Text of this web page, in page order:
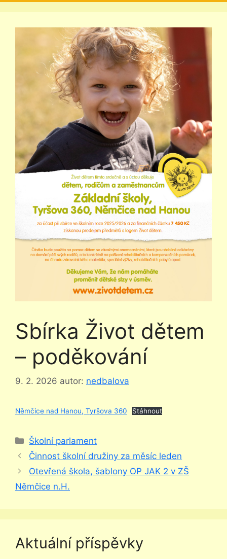
Sbírka Život dětem
– poděkování
9. 2. 2026 autor: nedbalova
Němčice nad Hanou, Tyršova 360 Stáhnout
Rubriky
Školní parlament
Činnost školní družiny za měsíc leden
Otevřená škola, šablony OP JAK 2 v ZŠ
Němčice n.H.
Aktuální příspěvky